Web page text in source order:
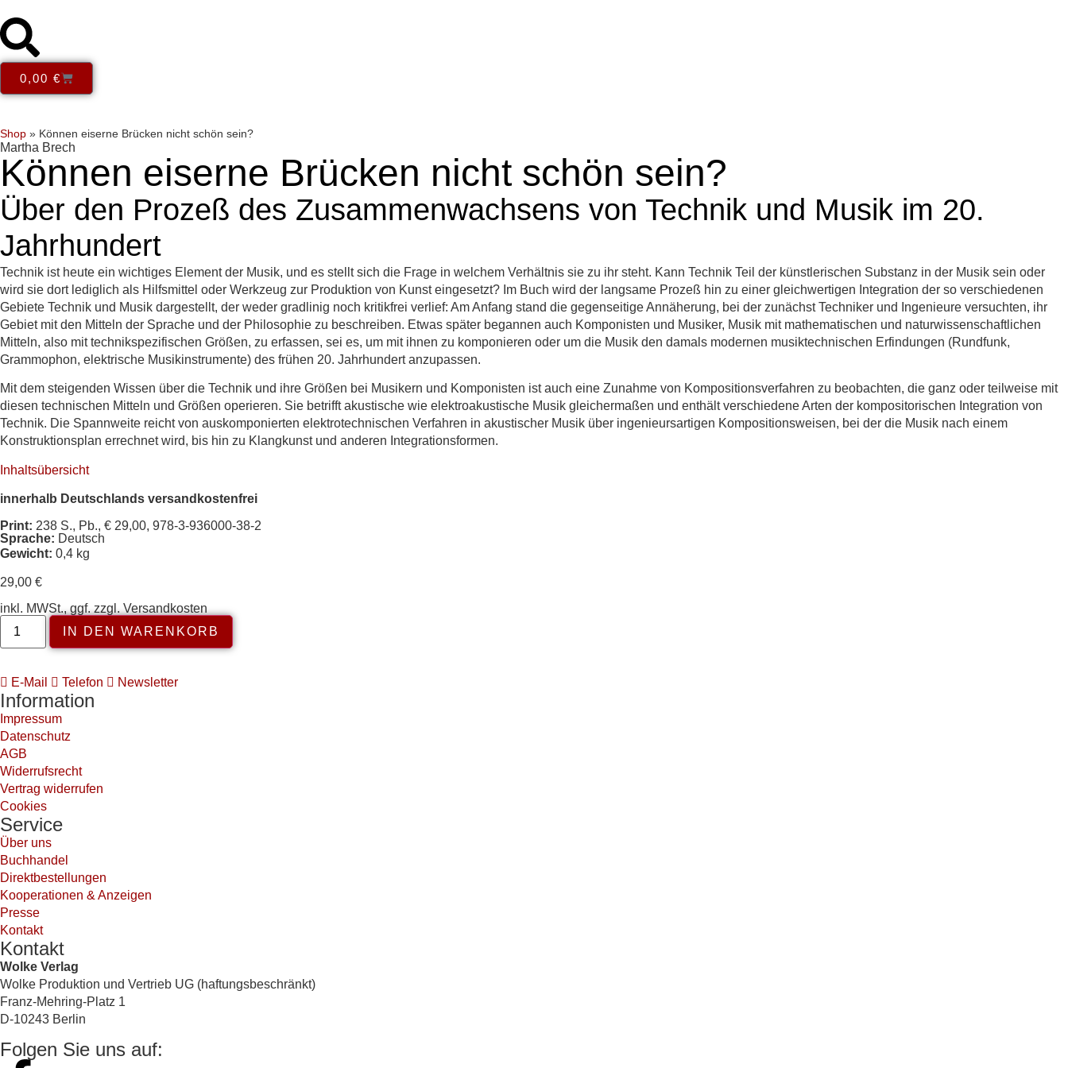
0,00 €
Shop » Können eiserne Brücken nicht schön sein?
Martha Brech
Können eiserne Brücken nicht schön sein?
Über den Prozeß des Zusammenwachsens von Technik und Musik im 20.
Jahrhundert
Technik ist heute ein wichtiges Element der Musik, und es stellt sich die Frage in welchem Verhältnis sie zu ihr steht. Kann Technik Teil der künstlerischen Substanz in der Musik sein oder
wird sie dort lediglich als Hilfsmittel oder Werkzeug zur Produktion von Kunst eingesetzt? Im Buch wird der langsame Prozeß hin zu einer gleichwertigen Integration der so verschiedenen
Gebiete Technik und Musik dargestellt, der weder gradlinig noch kritikfrei verlief: Am Anfang stand die gegenseitige Annäherung, bei der zunächst Techniker und Ingenieure versuchten, ihr
Gebiet mit den Mitteln der Sprache und der Philosophie zu beschreiben. Etwas später begannen auch Komponisten und Musiker, Musik mit mathematischen und naturwissenschaftlichen
Mitteln, also mit technikspezifischen Größen, zu erfassen, sei es, um mit ihnen zu komponieren oder um die Musik den damals modernen musiktechnischen Erfindungen (Rundfunk,
Grammophon, elektrische Musikinstrumente) des frühen 20. Jahrhundert anzupassen.
Mit dem steigenden Wissen über die Technik und ihre Größen bei Musikern und Komponisten ist auch eine Zunahme von Kompositionsverfahren zu beobachten, die ganz oder teilweise mit
diesen technischen Mitteln und Größen operieren. Sie betrifft akustische wie elektroakustische Musik gleichermaßen und enthält verschiedene Arten der kompositorischen Integration von
Technik. Die Spannweite reicht von auskomponierten elektrotechnischen Verfahren in akustischer Musik über ingenieursartigen Kompositionsweisen, bei der die Musik nach einem
Konstruktionsplan errechnet wird, bis hin zu Klangkunst und anderen Integrationsformen.
Inhaltsübersicht
innerhalb Deutschlands versandkostenfrei
Print: 238 S., Pb., € 29,00, 978-3-936000-38-2
Sprache: Deutsch
Gewicht: 0,4 kg
29,00 €
inkl. MWSt., ggf. zzgl. Versandkosten
IN DEN WARENKORB
E-Mail Telefon Newsletter
Information
Impressum
Datenschutz
AGB
Widerrufsrecht
Vertrag widerrufen
Cookies
Service
Über uns
Buchhandel
Direktbestellungen
Kooperationen & Anzeigen
Presse
Kontakt
Kontakt
Wolke Verlag
Wolke Produktion und Vertrieb UG (haftungsbeschränkt)
Franz-Mehring-Platz 1
D-10243 Berlin
Folgen Sie uns auf: